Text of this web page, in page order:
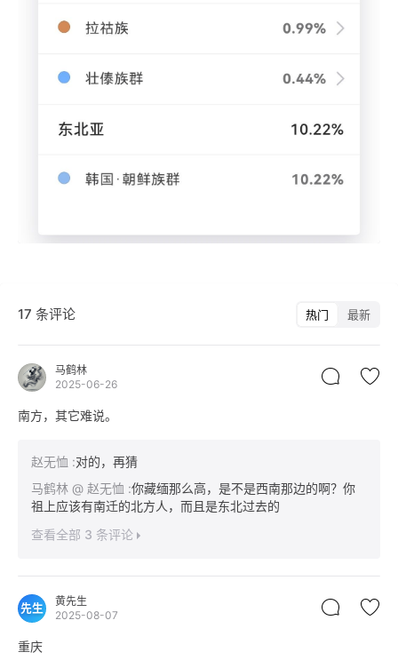
17 条评论 热门 最新
马鹤林
2025-06-26
南方，其它难说。
赵无恤 :对的，再猜
马鹤林 @ 赵无恤 :你藏缅那么高，是不是西南那边的啊？你
祖上应该有南迁的北方人，而且是东北过去的
查看全部 3 条评论
先生
黄先生
2025-08-07
重庆